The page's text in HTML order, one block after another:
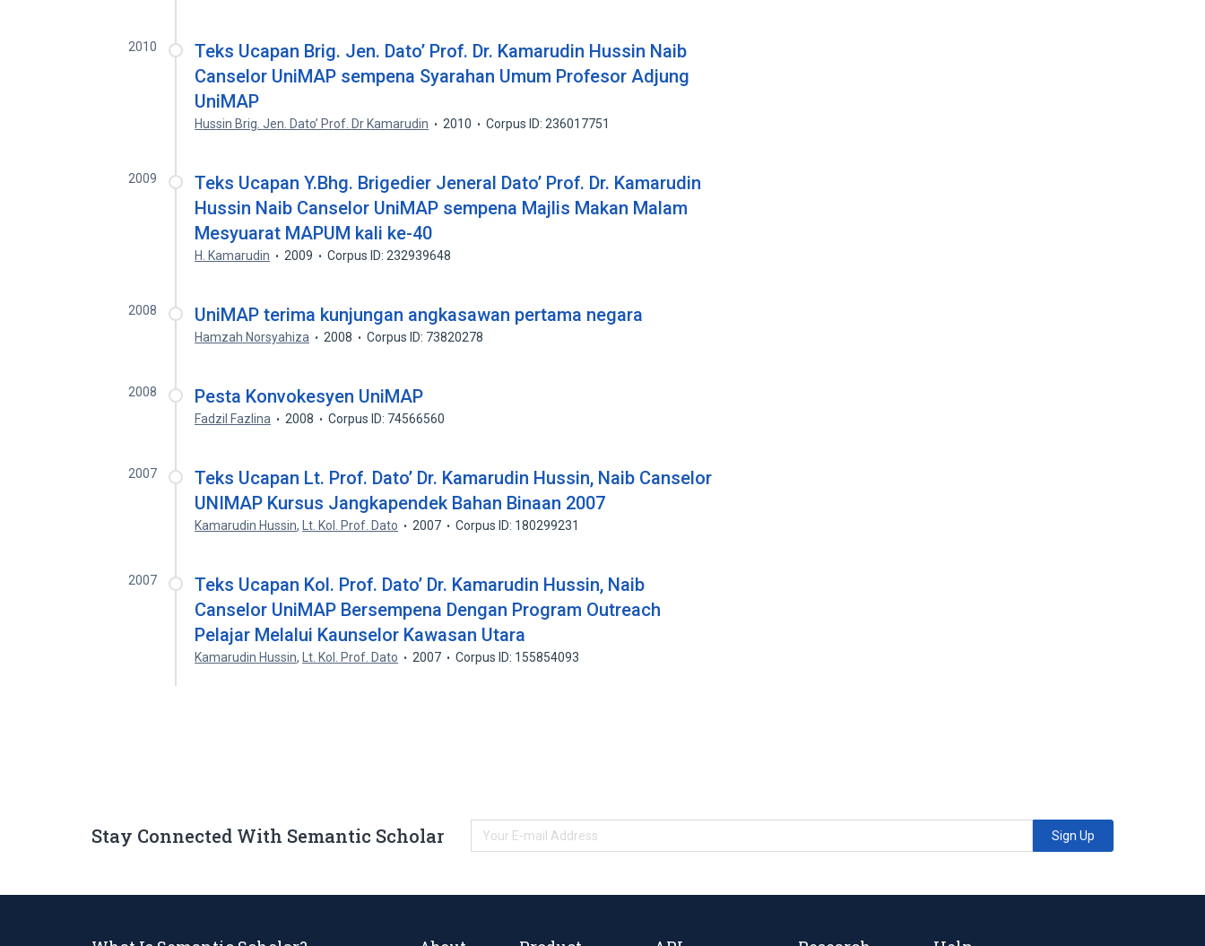
2010
Teks Ucapan Brig. Jen. Dato’ Prof. Dr. Kamarudin Hussin Naib
Canselor UniMAP sempena Syarahan Umum Profesor Adjung
UniMAP
Hussin Brig. Jen. Dato’ Prof. Dr Kamarudin 2010 Corpus ID: 236017751
2009
Teks Ucapan Y.Bhg. Brigedier Jeneral Dato’ Prof. Dr. Kamarudin
Hussin Naib Canselor UniMAP sempena Majlis Makan Malam
Mesyuarat MAPUM kali ke-40
H. Kamarudin 2009 Corpus ID: 232939648
2008 UniMAP terima kunjungan angkasawan pertama negara
Hamzah Norsyahiza 2008 Corpus ID: 73820278
2008 Pesta Konvokesyen UniMAP
Fadzil Fazlina 2008 Corpus ID: 74566560
2007
Teks Ucapan Lt. Prof. Dato’ Dr. Kamarudin Hussin, Naib Canselor
UNIMAP Kursus Jangkapendek Bahan Binaan 2007
Kamarudin Hussin, Lt. Kol. Prof. Dato 2007 Corpus ID: 180299231
2007
Teks Ucapan Kol. Prof. Dato’ Dr. Kamarudin Hussin, Naib
Canselor UniMAP Bersempena Dengan Program Outreach
Pelajar Melalui Kaunselor Kawasan Utara
Kamarudin Hussin, Lt. Kol. Prof. Dato 2007 Corpus ID: 155854093
Stay Connected With Semantic Scholar Sign Up